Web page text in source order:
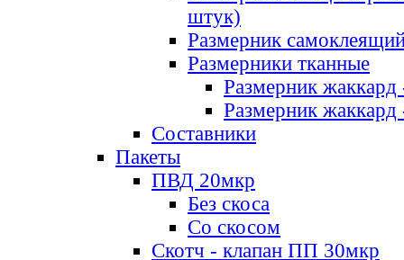
штук)
Размерник
Размерники тканные
Размерник
Размерник
Составники
Пакеты
ПВД 20мкр
Без скоса
Со скосом
Скотч - клапан ПП 30мкр